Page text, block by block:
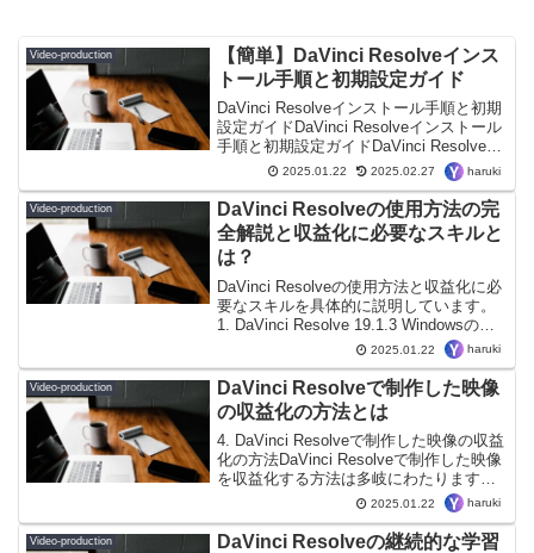
Video-production
【簡単】DaVinci Resolveインス
トール手順と初期設定ガイド
DaVinci Resolveインストール手順と初期
設定ガイドDaVinci Resolveインストール
手順と初期設定ガイドDaVinci Resolve
は、プロフェッショナルな映像編集やカ
ラーグレーディングを行うための強力な
ソフトウェアで...
2025.01.22 2025.02.27 haruki
Video-production
DaVinci Resolveの使用方法の完
全解説と収益化に必要なスキルと
は？
DaVinci Resolveの使用方法と収益化に必
要なスキルを具体的に説明しています。
1. DaVinci Resolve 19.1.3 Windowsのイ
ンストールとセットアップ1.1. インスト
2025.01.22 haruki
Video-production
DaVinci Resolveで制作した映像
の収益化の方法とは
4. DaVinci Resolveで制作した映像の収益
化の方法DaVinci Resolveで制作した映像
を収益化する方法は多岐にわたります。
YouTubeでの広告収入やフリーランスの
クライアントワーク、さらにはオンライ
ンコースや企業向け...
2025.01.22 haruki
Video-production
DaVinci Resolveの継続的な学習